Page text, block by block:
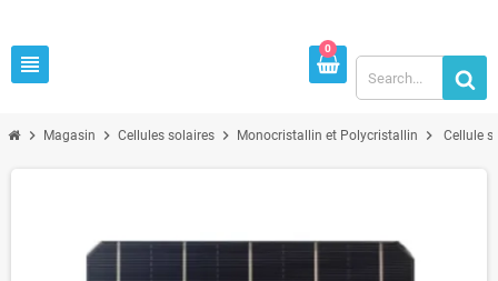
view_headline
0
chevron_right Magasin chevron_right Cellules solaires chevron_right Monocristallin et Polycristallin chevron_right Cellule